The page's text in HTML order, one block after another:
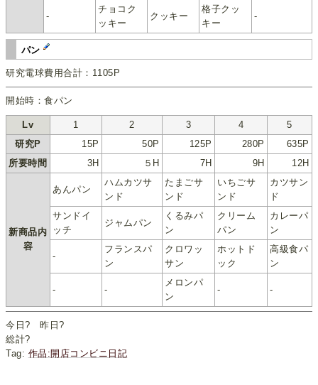
-
チョコク
ッキー
クッキー
格子クッ
キー
-
パン
研究電球費用合計：1105P
開始時：食パン
Lv 1 2 3 4
5
研究P
15P 50P 125P 280P
635P
所要時間
3H ５H 7H 9H 12H
新商品内
容
あんパン
ハムカツサ
ンド
たまごサ
ンド
いちごサ
ンド
カツサン
ド
サンドイ
ッチ
ジャムパン
くるみパ
ン
クリーム
パン
カレーパ
ン
-
フランスパ
ン
クロワッ
サン
ホットド
ック
高級食パ
ン
- -
メロンパ
ン
- -
今日? 昨日?
総計?
Tag: 作品:開店コンビニ日記